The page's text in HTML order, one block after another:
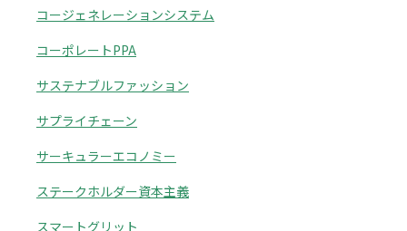
コージェネレーションシステム
コーポレートPPA
サステナブルファッション
サプライチェーン
サーキュラーエコノミー
ステークホルダー資本主義
スマートグリット